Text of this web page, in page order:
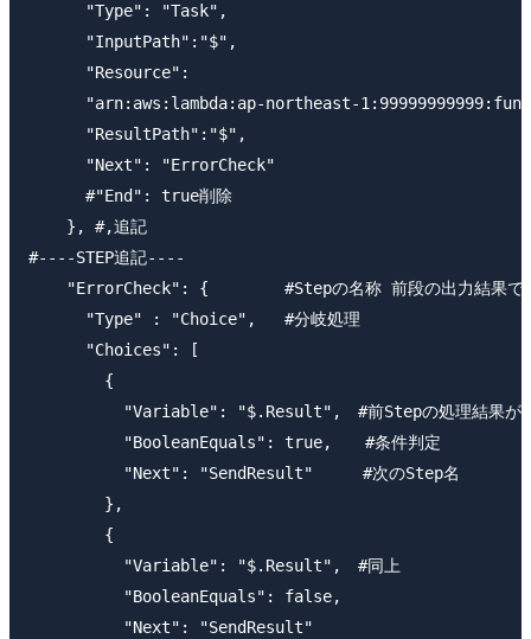
      "Type": "Task",
      "InputPath":"$",
      "Resource":
"arn:aws:lambda:ap-northeast-
      "ResultPath":"$",
      "Next": "ErrorCheck"
      #"End": true削除
    }, #,追記
#----STEP追記----
"ErrorCheck": {        #Stepの名称 前段の出力結果で
      "Type" : "Choice",   #分岐処理
      "Choices": [
        {
"Variable": "$.Result",　#前Stepの処理結果が$
          "BooleanEquals": true,　　#条件判定
          "Next": "SendResult"　　　#次のStep名
        },
        {
          "Variable": "$.Result",　#同上
          "BooleanEquals": false,
          "Next": "SendResult"